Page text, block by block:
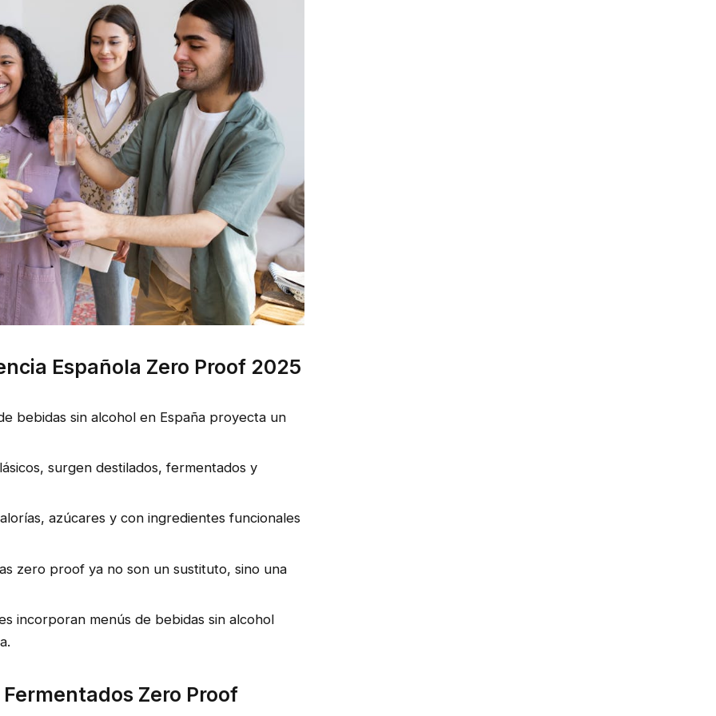
Española Zero Proof 2025
bebidas sin alcohol en España proyecta un
surgen destilados, fermentados y
azúcares y con ingredientes funcionales
zero proof ya no son un sustituto, sino una
incorporan menús de bebidas sin alcohol
Zero Proof